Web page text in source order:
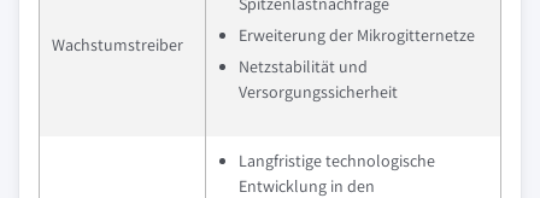
Wachstumstreiber
Erweiterung der Mikrogitternetze
Netzstabilität und
Versorgungssicherheit
Langfristige technologische
Entwicklung in den